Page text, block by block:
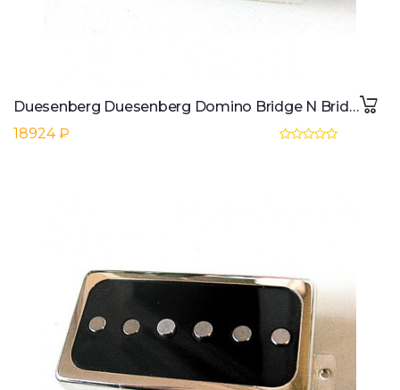
Duesenberg Duesenberg Domino Bridge N Bridge, nickel
18924 ₽